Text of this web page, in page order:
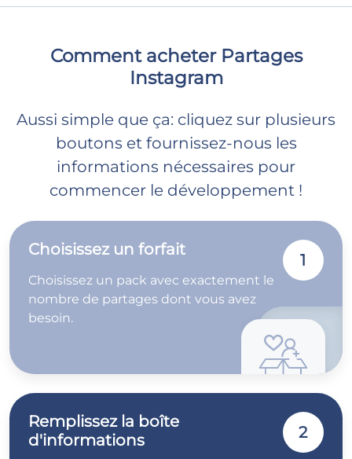
Comment acheter Partages
Instagram
Aussi simple que ça: cliquez sur plusieurs
boutons et fournissez-nous les
informations nécessaires pour
commencer le développement !
Choisissez un forfait
Choisissez un pack avec exactement le
nombre de partages dont vous avez
besoin.
1
Remplissez la boîte
d'informations
2